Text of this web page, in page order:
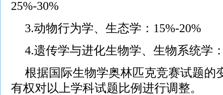
25%-30%
3.动物行为学、生态学：15%-20%
4.遗传学与进化生物学、生物系统学
根据国际生物学奥林匹克竞赛试题的
有权对以上学科试题比例进行调整。